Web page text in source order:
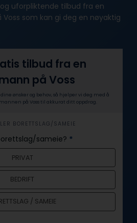
uforpliktende tilbud fra en
som kan gi deg en nøyaktig
tilbud fra en
på Voss
ønsker og behov, så hjelper vi deg med å
på Voss til akkurat ditt oppdrag.
BORETTSLAG/SAMEIE
sameie? *
PRIVAT
BEDRIFT
/ SAMEIE